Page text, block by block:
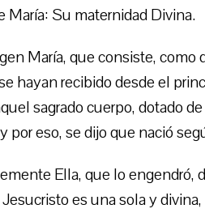
María: Su maternidad Divina.
María, que consiste, como
hayan recibido desde el
sagrado cuerpo, dotado
eso, se dijo que nació
Ella, que lo engendró,
es una sola y